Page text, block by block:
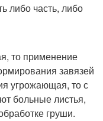
либо часть, либо
то применение
завязей
угрожающая, то с
больные листья,
груши.